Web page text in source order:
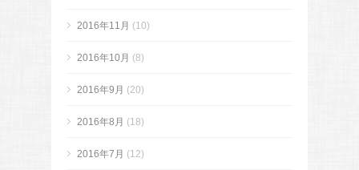
2016年11月 (10)
2016年10月 (8)
2016年9月 (20)
2016年8月 (18)
2016年7月 (12)